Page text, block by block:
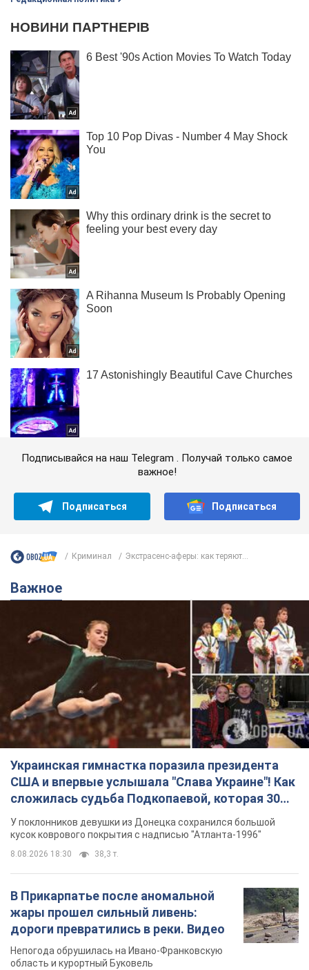
Подписывайся на наш Telegram . Получай только самое
важное!
Подписаться Подписаться
Криминал Экстрасенс-аферы: как теряют...
Важное
Украинская гимнастка поразила президента
США и впервые услышала "Слава Украине"! Как
сложилась судьба Подкопаевой, которая 30
лет назад завоевала "золото" Олимпиады
У поклонников девушки из Донецка сохранился большой
кусок коврового покрытия с надписью "Атланта-1996"
8.08.2026 18:30 38,3 т.
В Прикарпатье после аномальной
жары прошел сильный ливень:
дороги превратились в реки. Видео
Непогода обрушилась на Ивано-Франковскую
область и курортный Буковель